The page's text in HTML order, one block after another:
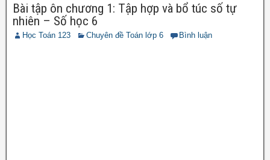
Bài tập ôn chương 1: Tập hợp và bổ túc số tự
nhiên – Số học 6
Học Toán 123 Chuyên đề Toán lớp 6 Bình luận